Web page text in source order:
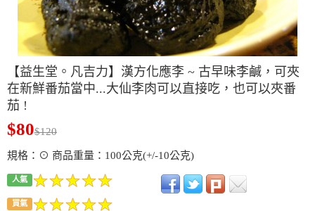
【益生堂。凡吉力】漢方化應李 ~ 古早味李鹹，可夾
在新鮮番茄當中...大仙李肉可以直接吃，也可以夾番
茄 !
$80$120
規格：⊙ 商品重量：100公克(+/-10公克)
人氣
買氣